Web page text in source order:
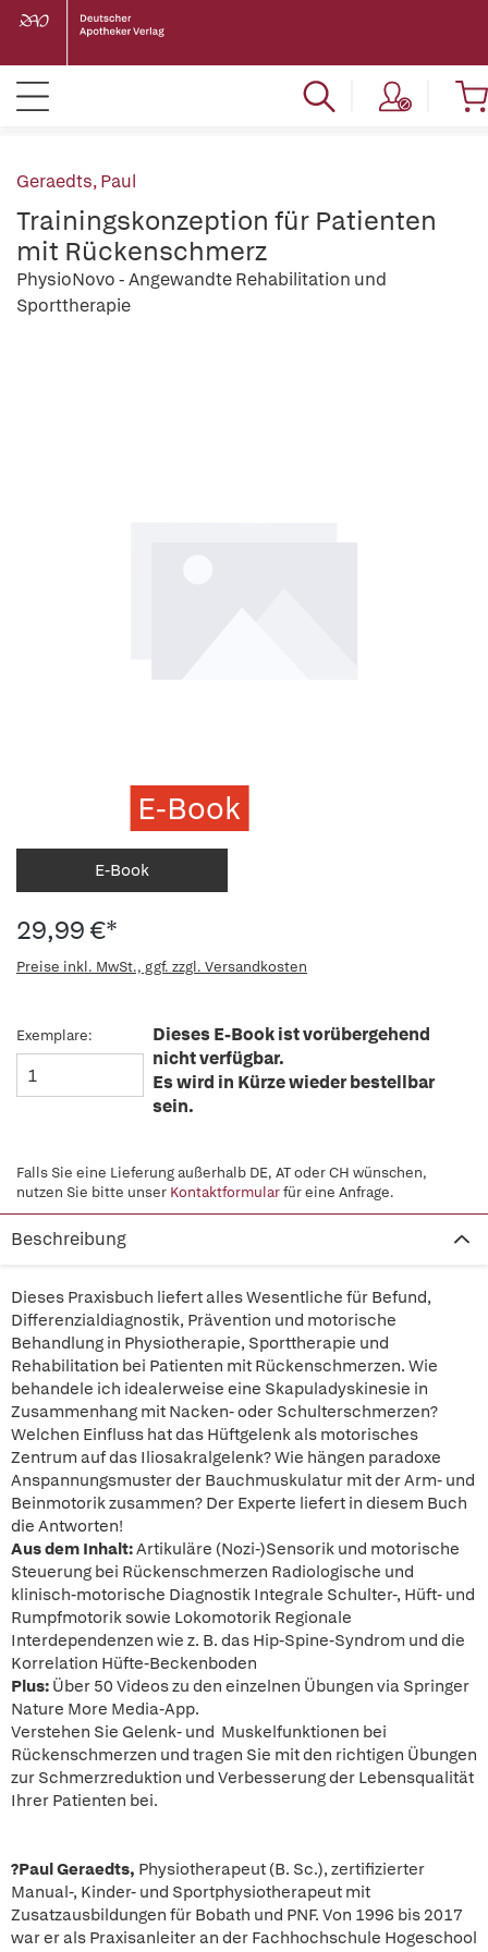
Geraedts, Paul
Trainingskonzeption für Patienten
mit Rückenschmerz
PhysioNovo - Angewandte Rehabilitation und
Sporttherapie
E-Book
E-Book
29,99 €*
Preise inkl. MwSt., ggf. zzgl. Versandkosten
Exemplare:
Dieses E-Book ist vorübergehend
nicht verfügbar.
Es wird in Kürze wieder bestellbar
sein.
Falls Sie eine Lieferung außerhalb DE, AT oder CH wünschen,
nutzen Sie bitte unser Kontaktformularfür eine Anfrage.
Beschreibung
Dieses Praxisbuch liefert alles Wesentliche für Befund,
Differenzialdiagnostik, Prävention und motorische
Behandlung in Physiotherapie, Sporttherapie und
Rehabilitation bei Patienten mit Rückenschmerzen. Wie
behandele ich idealerweise eine Skapuladyskinesie in
Zusammenhang mit Nacken- oder Schulterschmerzen?
Welchen Einfluss hat das Hüftgelenk als motorisches
Zentrum auf das Iliosakralgelenk? Wie hängen paradoxe
Anspannungsmuster der Bauchmuskulatur mit der Arm- und
Beinmotorik zusammen? Der Experte liefert in diesem Buch
die Antworten!
Aus dem Inhalt:Artikuläre (Nozi-)Sensorik und motorische
Steuerung bei Rückenschmerzen Radiologische und
klinisch-motorische Diagnostik Integrale Schulter-, Hüft- und
Rumpfmotorik sowie Lokomotorik Regionale
Interdependenzen wie z. B. das Hip-Spine-Syndrom und die
Korrelation Hüfte-Beckenboden
Plus: Über 50 Videos zu den einzelnen Übungen via Springer
Nature More Media-App.
Verstehen Sie Gelenk- und Muskelfunktionen bei
Rückenschmerzen und tragen Sie mit den richtigen Übungen
zur Schmerzreduktion und Verbesserung der Lebensqualität
Ihrer Patienten bei.
?Paul Geraedts, Physiotherapeut (B. Sc.), zertifizierter
Manual-, Kinder- und Sportphysiotherapeut mit
Zusatzausbildungen für Bobath und PNF. Von 1996 bis 2017
war er als Praxisanleiter an der Fachhochschule Hogeschool